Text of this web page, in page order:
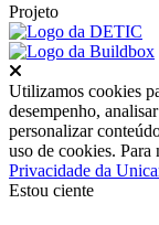
Projeto
Utilizamos cookies
desempenho,
personalizar
uso de cookies. Para
Privacidade da
Estou ciente